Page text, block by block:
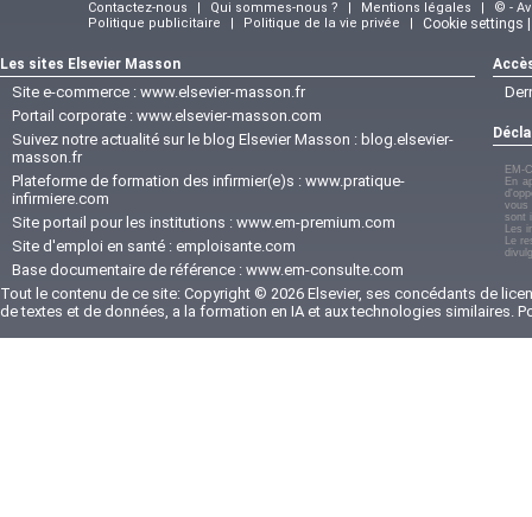
Contactez-nous Qui sommes-nous ? Mentions légales
© -
Politique publicitaire
Politique de la vie privée Cookie settings
Les sites Elsevier Masson
Site e-commerce : www.elsevier-masson.fr
Portail corporate : www.elsevier-masson.com
Suivez notre actualité sur le blog Elsevier Masson : blog.elsevier-
masson.fr
Plateforme de formation des infirmier(e)s : www.pratique-
infirmiere.com
Site portail pour les institutions : www.em-premium.com
Site d'emploi en santé : emploisante.com
Base documentaire de référence : www.em-consulte.com
EM-
En
vous
sont
Les
Le
Tout le contenu de ce site: Copyright © 2026 Elsevier, ses concédants de
de textes et de données, a la formation en IA et aux technologies similaires.